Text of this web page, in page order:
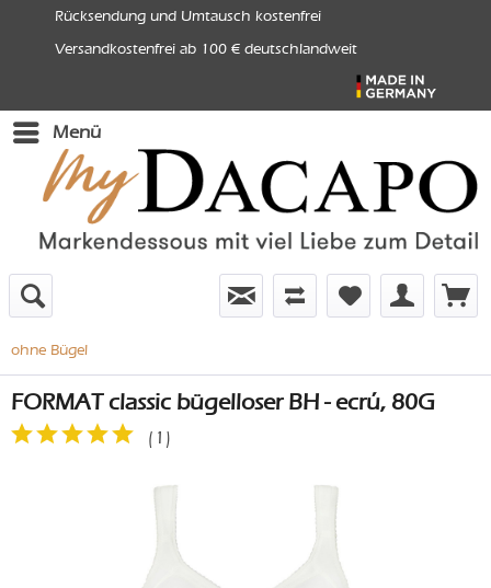
Rücksendung und Umtausch kostenfrei
Versandkostenfrei ab 100 € deutschlandweit
Menü
ohne Bügel
FORMAT classic bügelloser BH - ecrú, 80G
( 1 )